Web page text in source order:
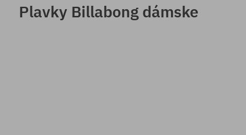
Plavky Billabong dámske